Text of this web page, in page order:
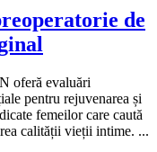
de
oferă evaluări
pentru rejuvenarea și
femeilor care caută
calității vieții intime. ...